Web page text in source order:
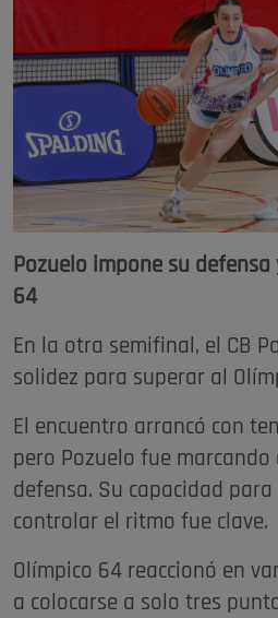
Pozuelo impone su
64
En la otra semifinal, el CB
solidez para superar al
El encuentro arrancó con
pero Pozuelo fue marcando
defensa. Su capacidad
controlar el ritmo fue clave.
Olímpico 64 reaccionó en
a colocarse a solo tres